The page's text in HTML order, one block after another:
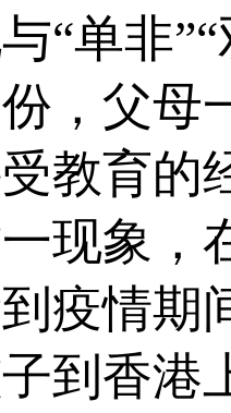
“单非
，父母
教育的
现象，
疫情期
到香港